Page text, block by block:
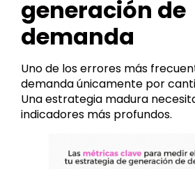
generación de
demanda
Uno de los errores más
demanda únicamente por
Una estrategia madura
indicadores más profundos.